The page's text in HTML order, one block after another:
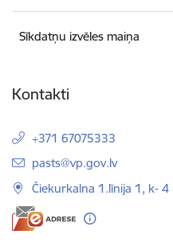
Sīkdatņu izvēles maiņa
Kontakti
+371 67075333
E-pasts:
pasts@vp.gov.lv
Čiekurkalna 1.līnija 1, k- 4